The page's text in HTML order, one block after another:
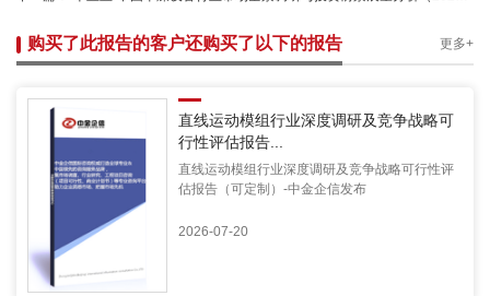
购买了此报告的客户还购买了以下的报告 更多+
直线运动模组行业深度调研及竞争战略可
行性评估报告...
直线运动模组行业深度调研及竞争战略可行性评
估报告（可定制）-中金企信发布
2026-07-20